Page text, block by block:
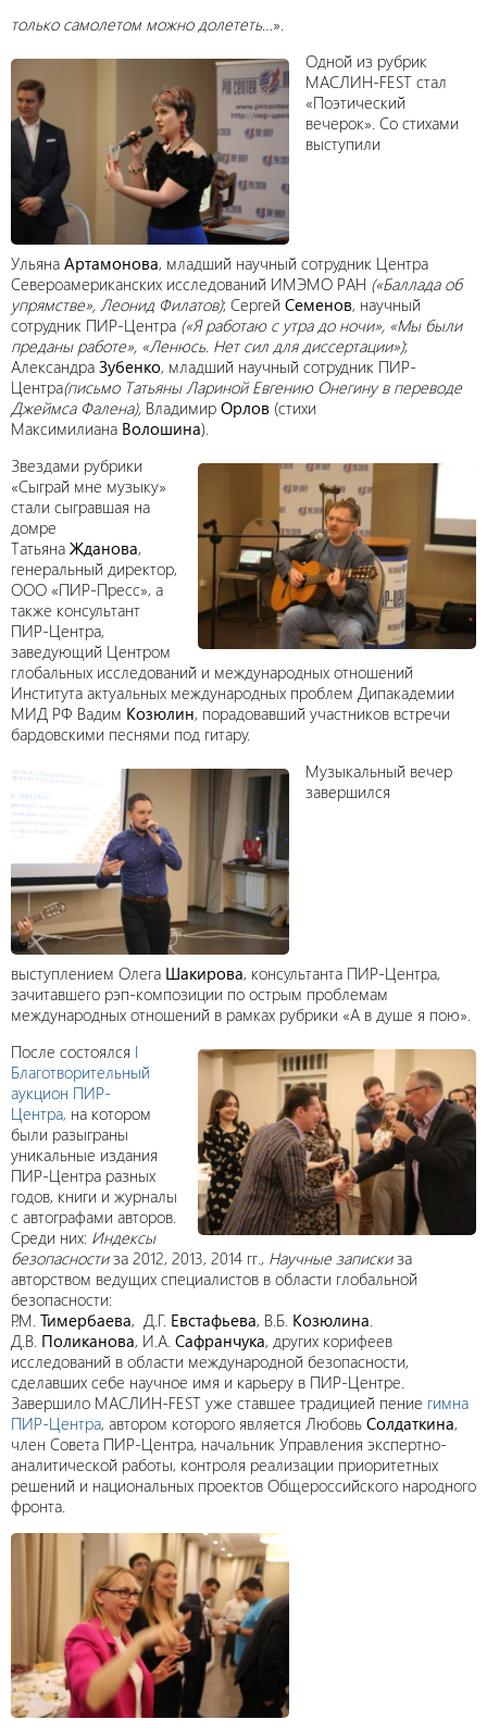
только самолетом можно долететь …».
Одной из рубрик
МАСЛИН-FEST стал
«Поэтический
вечерок». Со стихами
выступили
Ульяна Артамонова, младший научный сотрудник Центра
Североамериканских исследований ИМЭМО РАН («Баллада об
упрямстве», Леонид Филатов); Сергей Семенов, научный
сотрудник ПИР-Центра («Я работаю с утра до ночи», «Мы были
преданы работе», «Ленюсь. Нет сил для диссертации»);
Александра Зубенко, младший научный сотрудник ПИР-
Центра(письмо Татьяны Лариной Евгению Онегину в переводе
Джеймса Фалена), Владимир Орлов (стихи
Максимилиана Волошина).
Звездами рубрики
«Сыграй мне музыку»
стали сыгравшая на
домре
Татьяна Жданова,
генеральный директор,
ООО «ПИР-Пресс», а
также консультант
ПИР-Центра,
заведующий Центром
глобальных исследований и международных отношений
Института актуальных международных проблем Дипакадемии
МИД РФ Вадим Козюлин, порадовавший участников встречи
бардовскими песнями под гитару.
Музыкальный вечер
завершился
выступлением Олега Шакирова, консультанта ПИР-Центра,
зачитавшего рэп-композиции по острым проблемам
международных отношений в рамках рубрики «А в душе я пою».
После состоялся I
Благотворительный
аукцион ПИР-
Центра, на котором
были разыграны
уникальные издания
ПИР-Центра разных
годов, книги и журналы
с автографами авторов.
Среди них: Индексы
безопасностиза 2012, 2013, 2014 гг., Научные запискиза
авторством ведущих специалистов в области глобальной
безопасности:
Р.М. Тимербаева, Д.Г. Евстафьева, В.Б. Козюлина
Д.В. Поликанова, И.А. Сафранчука, других корифеев
исследований в области международной безопасности,
сделавших себе научное имя и карьеру в ПИР-Центре.
Завершило МАСЛИН-FEST уже ставшее традицией пение гимна
ПИР-Центра, автором которого является Любовь Солдаткина,
член Совета ПИР-Центра, начальник Управления экспертно-
аналитической работы, контроля реализации приоритетных
решений и национальных проектов Общероссийского народного
фронта.